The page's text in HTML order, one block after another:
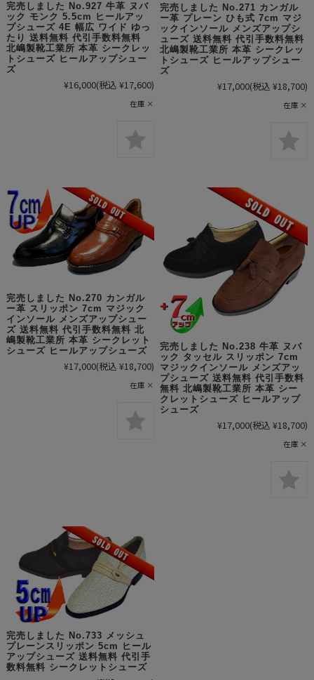
完売しました No.927 牛革 ヌバ
ック モンク 5.5cm ヒールアッ
プシューズ 4E 幅広 ワイド ゆっ
たり 送料無料 代引手数料無料
北嶋製靴工業所 本革 シークレッ
トシューズ ヒールアップシュー
ズ
¥16,000(税込 ¥17,600)
在庫 ×
完売しました No.271 カンガル
ー革 プレーン ひも式 7cm マジ
ックインソール メンズアップシ
ューズ 送料無料 代引手数料無料
北嶋製靴工業所 本革 シークレッ
トシューズ ヒールアップシュー
ズ
¥17,000(税込 ¥18,700)
在庫 ×
完売しました No.270 カンガル
ー革 スリッポン 7cm マジック
インソール メンズアップシュー
ズ 送料無料 代引手数料無料 北
嶋製靴工業所 本革 シークレット
シューズ ヒールアップシューズ
¥17,000(税込 ¥18,700)
在庫 ×
完売しました No.238 牛革 ヌバ
ック タッセル スリッポン 7cm
マジックインソール メンズアッ
プシューズ 送料無料 代引手数料
無料 北嶋製靴工業所 本革 シー
クレットシューズ ヒールアップ
シューズ
¥17,000(税込 ¥18,700)
在庫 ×
完売しました No.733 メッシュ
プレーンスリッポン 5cm ヒール
アップシューズ 送料無料 代引手
数料無料 シークレットシューズ